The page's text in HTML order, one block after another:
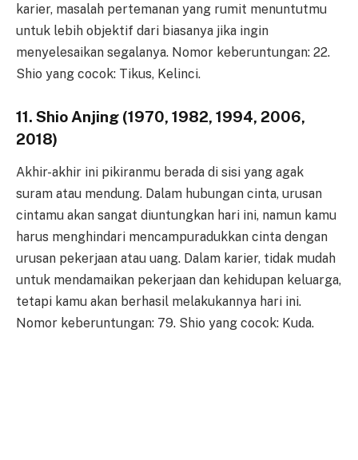
karier, masalah pertemanan yang rumit menuntutmu
untuk lebih objektif dari biasanya jika ingin
menyelesaikan segalanya. Nomor keberuntungan: 22.
Shio yang cocok: Tikus, Kelinci.
11. Shio Anjing (1970, 1982, 1994, 2006,
2018)
Akhir-akhir ini pikiranmu berada di sisi yang agak
suram atau mendung. Dalam hubungan cinta, urusan
cintamu akan sangat diuntungkan hari ini, namun kamu
harus menghindari mencampuradukkan cinta dengan
urusan pekerjaan atau uang. Dalam karier, tidak mudah
untuk mendamaikan pekerjaan dan kehidupan keluarga,
tetapi kamu akan berhasil melakukannya hari ini.
Nomor keberuntungan: 79. Shio yang cocok: Kuda.